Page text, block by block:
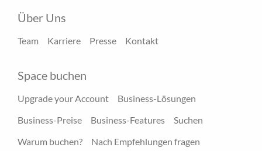
Über Uns
Team Karriere Presse Kontakt
Space buchen
Upgrade your Account
Business-Lösungen
Business-Preise
Business-Features
Suchen
Warum buchen?
Nach Empfehlungen fragen